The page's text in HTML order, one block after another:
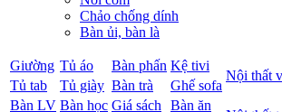
Chảo chống dính
Bàn ủi, bàn là
Giường Tủ áo Bàn phấn Kệ tivi
Nội thất
Tủ tab Tủ giày Bàn trà
Ghế sofa
Bàn LV Bàn học Giá sách Bàn ăn